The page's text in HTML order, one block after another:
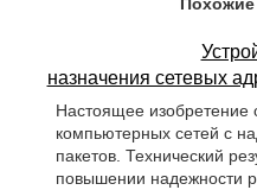
назначения сетевых
Настоящее изобретение
компьютерных сетей с
пакетов. Технический
повышении надежности